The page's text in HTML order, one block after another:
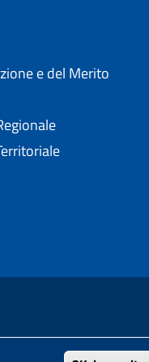
e del Merito
"Un CMS per la scuola" .